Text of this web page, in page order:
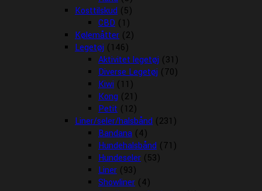
Kosttilskud (5)
CBD (1)
Kølemåtter (2)
Legetøj (146)
Aktivitet legetøj (31)
Diverse Legetøj (70)
Kiwi (11)
Kong (21)
Petit (12)
Liner/seler/halsbånd (231)
Bandana (4)
Hundehalsbånd (71)
Hundeseler (53)
Liner (93)
Showliner (4)